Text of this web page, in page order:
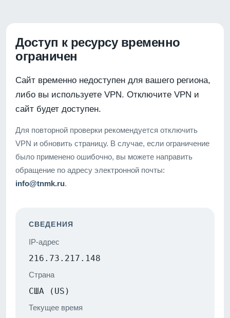
Доступ к ресурсу временно
ограничен
Сайт временно недоступен для вашего региона,
либо вы используете VPN. Отключите VPN и
сайт будет доступен.
Для повторной проверки рекомендуется отключить
VPN и обновить страницу. В случае, если ограничение
было применено ошибочно, вы можете направить
обращение по адресу электронной почты:
info@tnmk.ru.
СВЕДЕНИЯ
IP-адрес
216.73.217.148
Страна
США (US)
Текущее время